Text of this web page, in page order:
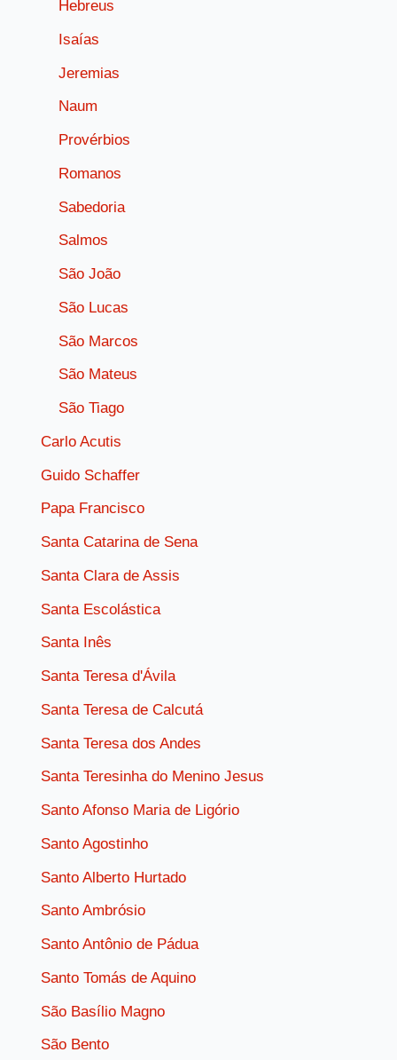
Hebreus
Isaías
Jeremias
Naum
Provérbios
Romanos
Sabedoria
Salmos
São João
São Lucas
São Marcos
São Mateus
São Tiago
Carlo Acutis
Guido Schaffer
Papa Francisco
Santa Catarina de Sena
Santa Clara de Assis
Santa Escolástica
Santa Inês
Santa Teresa d'Ávila
Santa Teresa de Calcutá
Santa Teresa dos Andes
Santa Teresinha do Menino Jesus
Santo Afonso Maria de Ligório
Santo Agostinho
Santo Alberto Hurtado
Santo Ambrósio
Santo Antônio de Pádua
Santo Tomás de Aquino
São Basílio Magno
São Bento